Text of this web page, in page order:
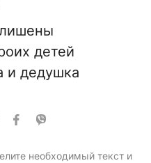
детей
и дедушка
необходимый текст и